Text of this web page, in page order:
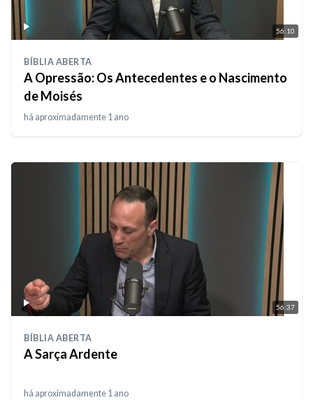
56:10
BÍBLIA ABERTA
A Opressão: Os Antecedentes e o Nascimento
de Moisés
há aproximadamente 1 ano
56:37
BÍBLIA ABERTA
A Sarça Ardente
há aproximadamente 1 ano